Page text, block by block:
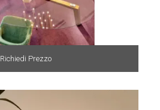
Richiedi Prezzo